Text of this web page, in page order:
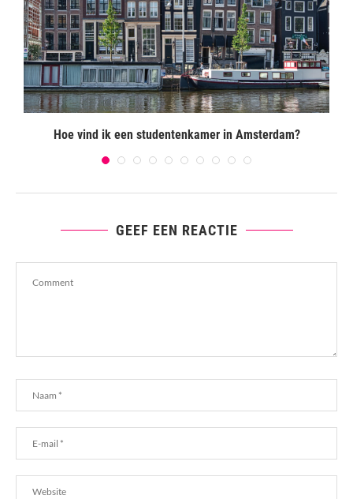
Hoe vind ik een studentenkamer in Amsterdam?
GEEF EEN REACTIE